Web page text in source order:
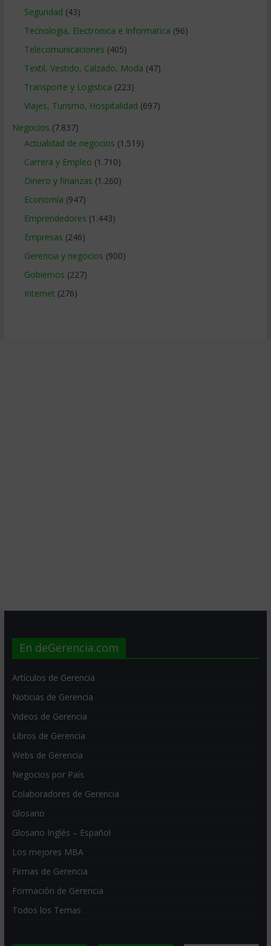
Seguridad (43)
Tecnologia, Electronica e Informatica (96)
Telecomunicaciones (405)
Textil, Vestido, Calzado, Moda (47)
Transporte y Logistica (223)
Viajes, Turismo, Hospitalidad (697)
Negocios (7.837)
Actualidad de negocios (1.519)
Carrera y Empleo (1.710)
Dinero y finanzas (1.260)
Economía (947)
Emprendedores (1.443)
Empresas (246)
Gerencia y negocios (900)
Gobiernos (227)
Internet (276)
En deGerencia.com
Artículos de Gerencia
Noticias de Gerencia
Videos de Gerencia
Libros de Gerencia
Webs de Gerencia
Negocios por País
Colaboradores de Gerencia
Glosario
Glosario Inglés – Español
Los mejores MBA
Firmas de Gerencia
Formación de Gerencia
Todos los Temas